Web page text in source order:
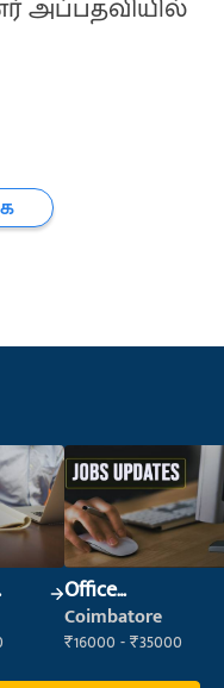
அப்பதவியில்
Office
Administrator
Coimbatore
₹16000 - ₹35000